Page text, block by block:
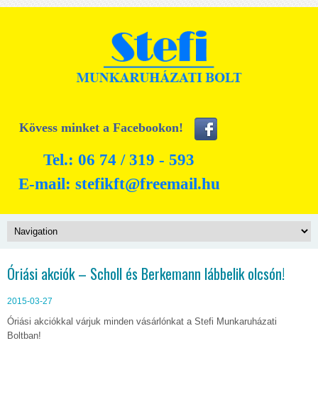
Kövess minket a Facebookon!
Tel.: 06 74 / 319 - 593
E-mail: stefikft@freemail.hu
Óriási akciók – Scholl és Berkemann lábbelik olcsón!
2015-03-27
Óriási akciókkal várjuk minden vásárlónkat a Stefi Munkaruházati
Boltban!